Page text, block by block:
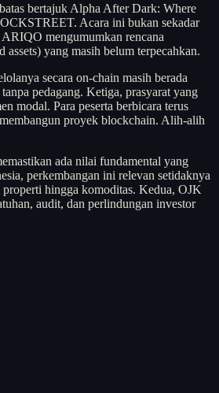
bertajuk Alpha After Dark: Where
Acara ini bukan sekadar
mengumumkan rencana
yang masih belum terpecahkan.
secara on-chain masih berada
pedagang. Ketiga, prasyarat yang
modal. Para peserta berbicara terus
proyek blockchain. Alih-alih
ada nilai fundamental yang
perkembangan ini relevan setidaknya
hingga komoditas. Kedua, OJK
audit, dan perlindungan investor